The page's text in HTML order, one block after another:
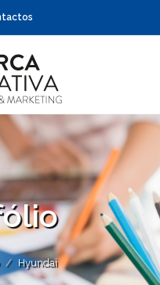
Hyundai